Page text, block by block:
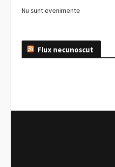
Nu sunt evenimente
Flux necunoscut